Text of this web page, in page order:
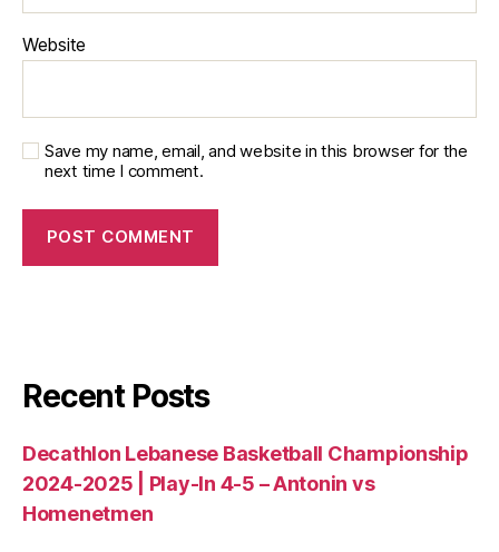
Website
Save my name, email, and website in this browser for the
next time I comment.
Recent Posts
Decathlon Lebanese Basketball Championship
2024-2025 | Play-In 4-5 – Antonin vs
Homenetmen